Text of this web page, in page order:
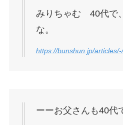
みりちゃむ 40代で
な。
https://bunshun.jp/
ーーお父さんも40代